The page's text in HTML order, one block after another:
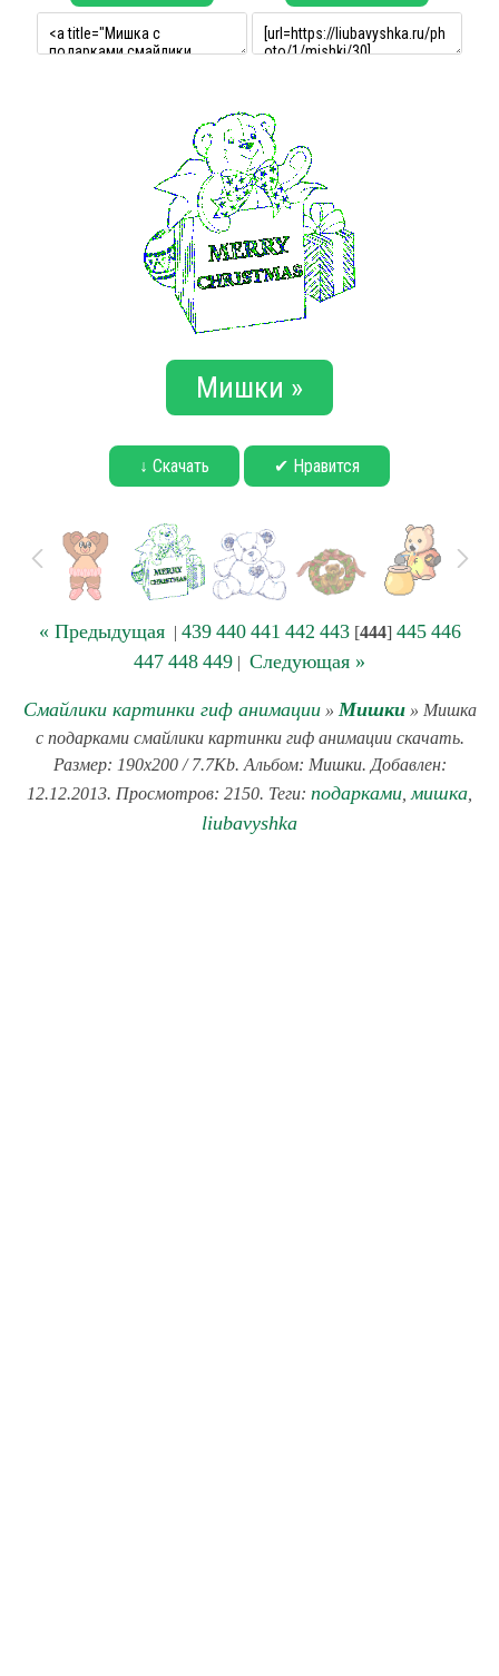
Мишки »
↓ Скачать ✔ Нравится
« Предыдущая| 439 440 441 442 443[444] 445 446
447 448 449 | Следующая »
Смайлики картинки гиф анимации» Мишки» Мишка
с подарками смайлики картинки гиф анимации скачать.
Размер: 190x200 / 7.7Kb. Альбом: Мишки. Добавлен:
12.12.2013. Просмотров: 2150. Теги: подарками мишка
liubavyshka